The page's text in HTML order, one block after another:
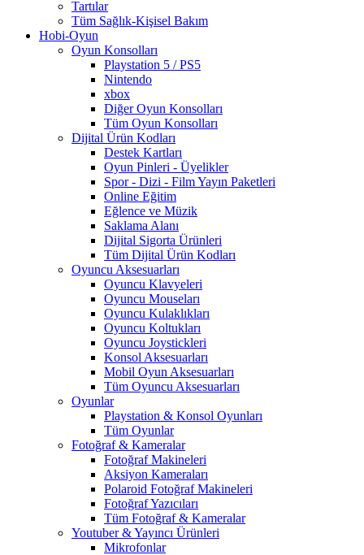
Tartılar
Tüm Sağlık-Kişisel Bakım
Hobi-Oyun
Oyun Konsolları
Playstation 5 / PS5
Nintendo
xbox
Diğer Oyun Konsolları
Tüm Oyun Konsolları
Dijital Ürün Kodları
Destek Kartları
Oyun Pinleri - Üyelikler
Spor - Dizi - Film Yayın Paketleri
Online Eğitim
Eğlence ve Müzik
Saklama Alanı
Dijital Sigorta Ürünleri
Tüm Dijital Ürün Kodları
Oyuncu Aksesuarları
Oyuncu Klavyeleri
Oyuncu Mouseları
Oyuncu Kulaklıkları
Oyuncu Koltukları
Oyuncu Joystickleri
Konsol Aksesuarları
Mobil Oyun Aksesuarları
Tüm Oyuncu Aksesuarları
Oyunlar
Playstation & Konsol Oyunları
Tüm Oyunlar
Fotoğraf & Kameralar
Fotoğraf Makineleri
Aksiyon Kameraları
Polaroid Fotoğraf Makineleri
Fotoğraf Yazıcıları
Tüm Fotoğraf & Kameralar
Youtuber & Yayıncı Ürünleri
Mikrofonlar